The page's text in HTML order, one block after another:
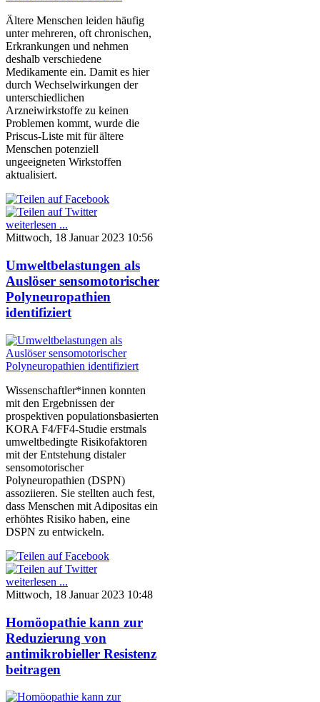
Ältere Menschen leiden häufig
unter mehreren, oft chronischen,
Erkrankungen und nehmen
deshalb verschiedene
Medikamente ein. Damit es hier
durch Wechselwirkungen der
unterschiedlichen
Arzneiwirkstoffe zu keinen
Problemen kommt, wurde die
Priscus-Liste mit für ältere
Menschen potenziell
ungeeigneten Wirkstoffen
aktualisiert.
weiterlesen ...
Mittwoch, 18 Januar 2023 10:56
Umweltbelastungen als
Auslöser sensomotorischer
Polyneuropathien
identifiziert
Wissenschaftler*innen konnten
mit den Ergebnissen der
prospektiven populationsbasierten
KORA F4/FF4-Studie erstmals
umweltbedingte Risikofaktoren
mit der Entstehung distaler
sensomotorischer
Polyneuropathien (DSPN)
assoziieren. Sie stellten auch fest,
dass Menschen mit Adipositas ein
erhöhtes Risiko haben, eine
DSPN zu entwickeln.
weiterlesen ...
Mittwoch, 18 Januar 2023 10:48
Homöopathie kann zur
Reduzierung von
antimikrobieller Resistenz
beitragen